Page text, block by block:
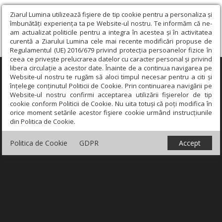
Ziarul Lumina utilizează fişiere de tip cookie pentru a personaliza și
îmbunătăți experiența ta pe Website-ul nostru. Te informăm că ne-
am actualizat politicile pentru a integra în acestea și în activitatea
curentă a Ziarului Lumina cele mai recente modificări propuse de
Regulamentul (UE) 2016/679 privind protecția persoanelor fizice în
ceea ce privește prelucrarea datelor cu caracter personal și privind
libera circulație a acestor date. Înainte de a continua navigarea pe
Website-ul nostru te rugăm să aloci timpul necesar pentru a citi și
înțelege conținutul Politicii de Cookie. Prin continuarea navigării pe
Website-ul nostru confirmi acceptarea utilizării fişierelor de tip
cookie conform Politicii de Cookie. Nu uita totuși că poți modifica în
orice moment setările acestor fişiere cookie urmând instrucțiunile
din Politica de Cookie.
Politica de Cookie GDPR Accept
×